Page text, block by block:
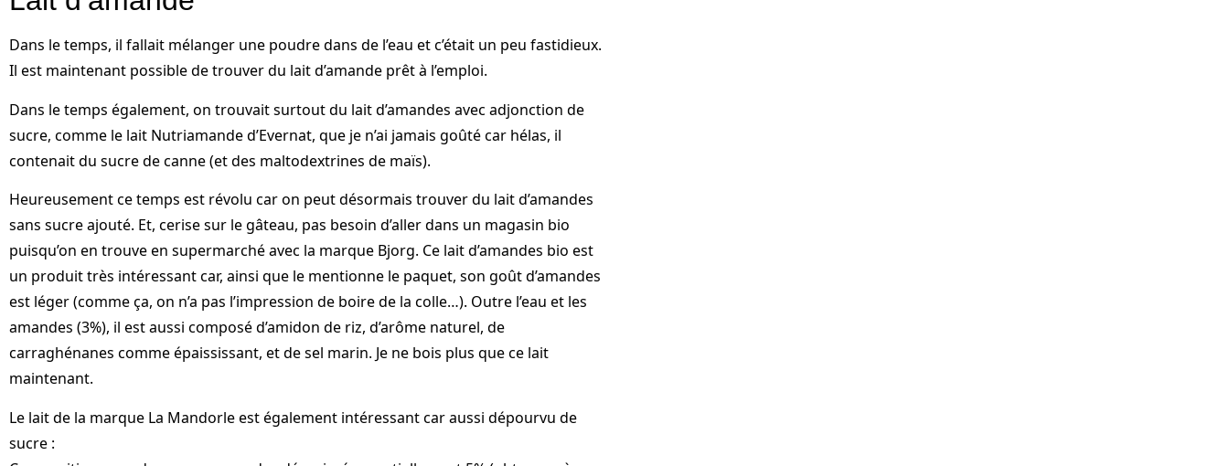
Dans le temps, il fallait mélanger une poudre dans de l’eau et c’était un peu fastidieux.
Il est maintenant possible de trouver du lait d’amande prêt à l’emploi.
Dans le temps également, on trouvait surtout du lait d’amandes avec adjonction de
sucre, comme le lait Nutriamande d’Evernat, que je n’ai jamais goûté car hélas, il
contenait du sucre de canne (et des maltodextrines de maïs).
Heureusement ce temps est révolu car on peut désormais trouver du lait d’amandes
sans sucre ajouté. Et, cerise sur le gâteau, pas besoin d’aller dans un magasin bio
puisqu’on en trouve en supermarché avec la marque Bjorg. Ce lait d’amandes bio est
un produit très intéressant car, ainsi que le mentionne le paquet, son goût d’amandes
est léger (comme ça, on n’a pas l’impression de boire de la colle…). Outre l’eau et les
amandes (3%), il est aussi composé d’amidon de riz, d’arôme naturel, de
carraghénanes comme épaississant, et de sel marin. Je ne bois plus que ce lait
maintenant.
Le lait de la marque La Mandorle est également intéressant car aussi dépourvu de
sucre :